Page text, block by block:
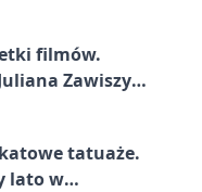
filmów.
Zawiszy
tatuaże.
lato w